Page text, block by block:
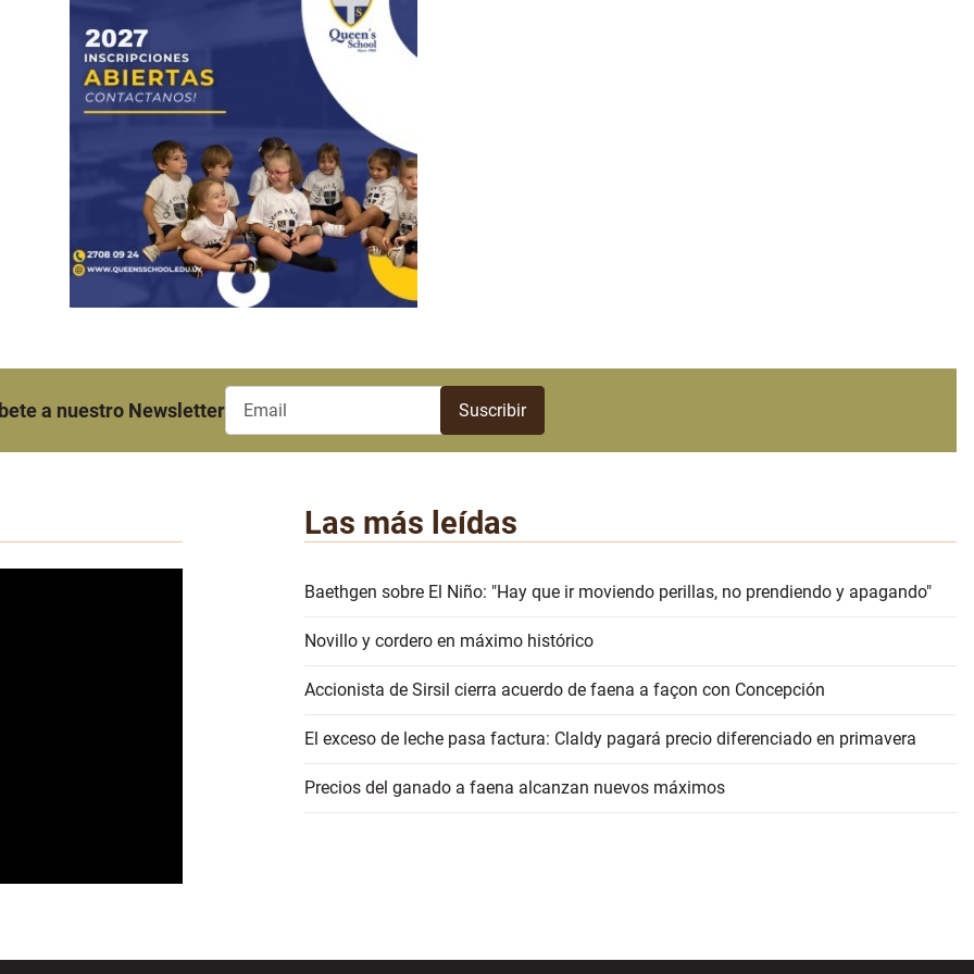
a nuestro Newsletter
Las más leídas
Baethgen sobre El Niño: "Hay que ir moviendo perillas, no prendiendo y apagando"
Novillo y cordero en máximo histórico
Accionista de Sirsil cierra acuerdo de faena a façon con Concepción
El exceso de leche pasa factura: Claldy pagará precio diferenciado en primavera
Precios del ganado a faena alcanzan nuevos máximos